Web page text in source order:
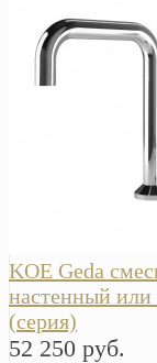
KOE Geda
настенный или
(серия)
52 250 руб.